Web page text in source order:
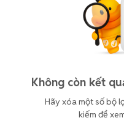
Không còn kết
Hãy xóa một số bộ
kiếm để